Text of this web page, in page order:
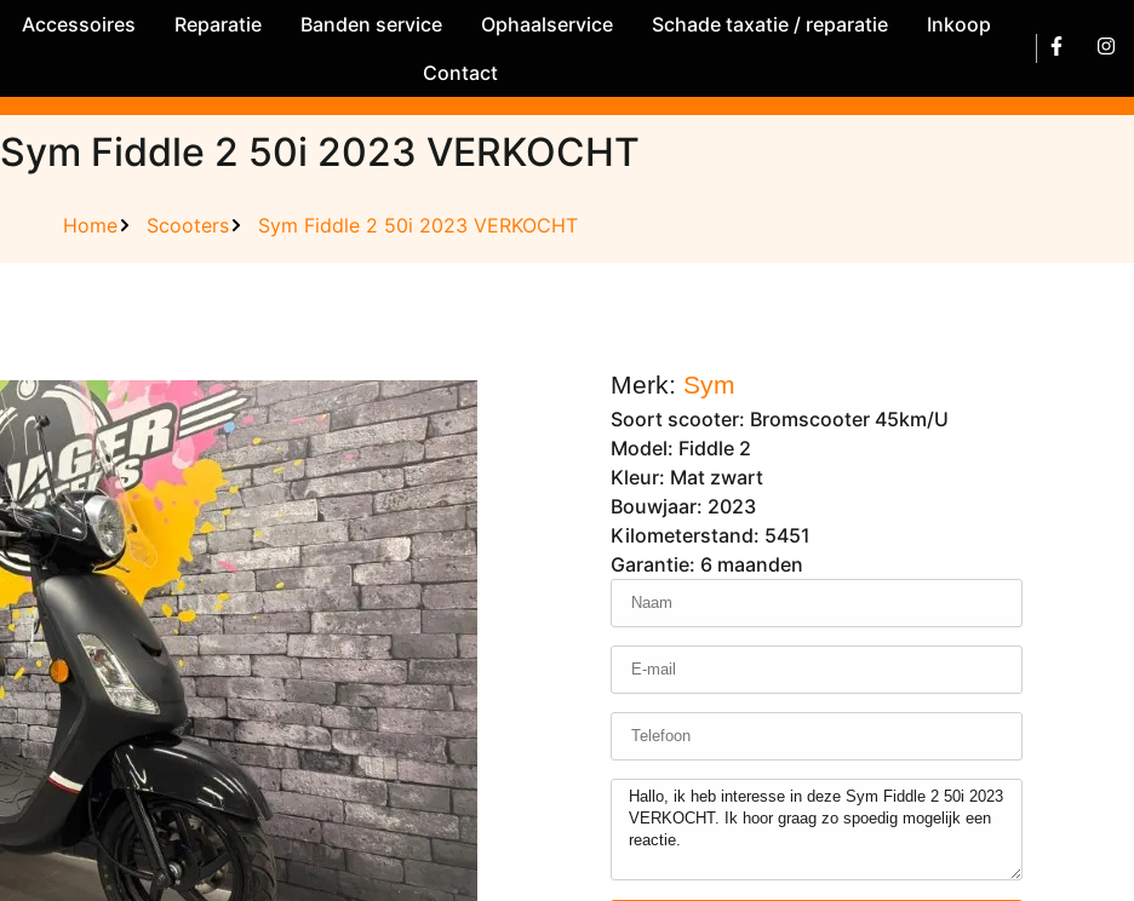
Accessoires Reparatie Banden service Ophaalservice Schade taxatie / reparatie
Inkoop
Contact
Sym Fiddle 2 50i 2023 VERKOCHT
Home Scooters Sym Fiddle 2 50i 2023 VERKOCHT
Merk: Sym
Soort scooter: Bromscooter 45km/U
Model: Fiddle 2
Kleur: Mat zwart
Bouwjaar: 2023
Kilometerstand: 5451
Garantie: 6 maanden